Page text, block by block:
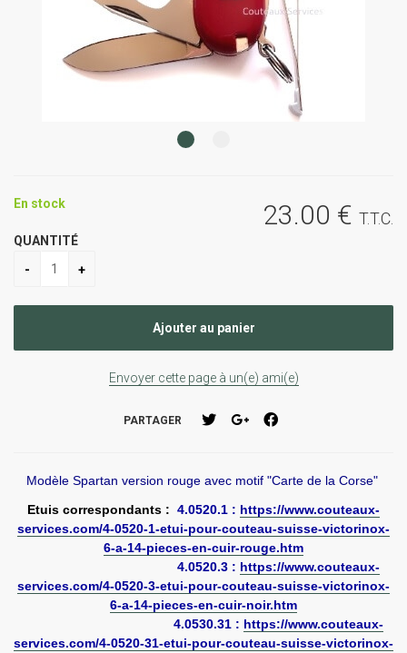
23.00 € T.T.C.
En stock
QUANTITÉ
Envoyer cette page à un(e) ami(e)
PARTAGER
Modèle Spartan version rouge avec motif "Carte de la Corse"
Etuis correspondants : 4.0520.1 : https://www.couteaux-
services.com/4-0520-1-etui-pour-couteau-suisse-victorinox-
6-a-14-pieces-en-cuir-rouge.htm
4.0520.3 : https://www.couteaux-
services.com/4-0520-3-etui-pour-couteau-suisse-victorinox-
6-a-14-pieces-en-cuir-noir.htm
4.0530.31 : https://www.couteaux-
services.com/4-0520-31-etui-pour-couteau-suisse-victorinox-